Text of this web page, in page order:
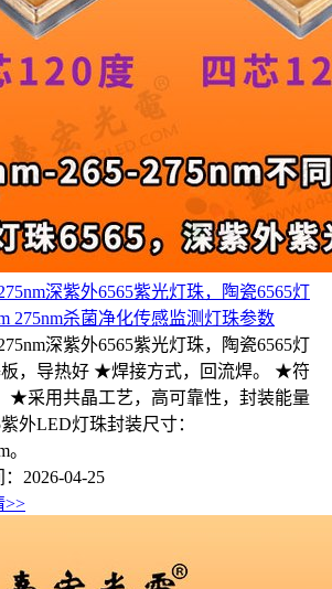
深紫外6565紫光灯珠，陶瓷6565灯
275nm杀菌净化传感监测灯珠参数
深紫外6565紫光灯珠，陶瓷6565灯
，导热好 ★焊接方式，回流焊。 ★符
★采用共晶工艺，高可靠性，封装能量
外LED灯珠封装尺寸：
2026-04-25
>>